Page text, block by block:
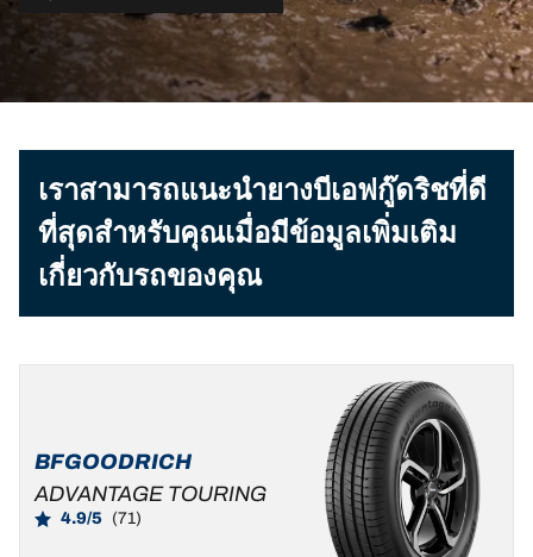
เราสามารถแนะนำยางบีเอฟกู๊ดริชที่ดี
ที่สุดสำหรับคุณเมื่อมีข้อมูลเพิ่มเติม
เกี่ยวกับรถของคุณ
BFGOODRICH
ADVANTAGE TOURING
4.9/5 (71)